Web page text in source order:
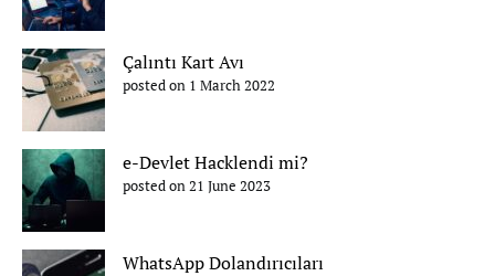
Çalıntı Kart Avı
posted on 1 March 2022
e-Devlet Hacklendi mi?
posted on 21 June 2023
WhatsApp Dolandırıcıları